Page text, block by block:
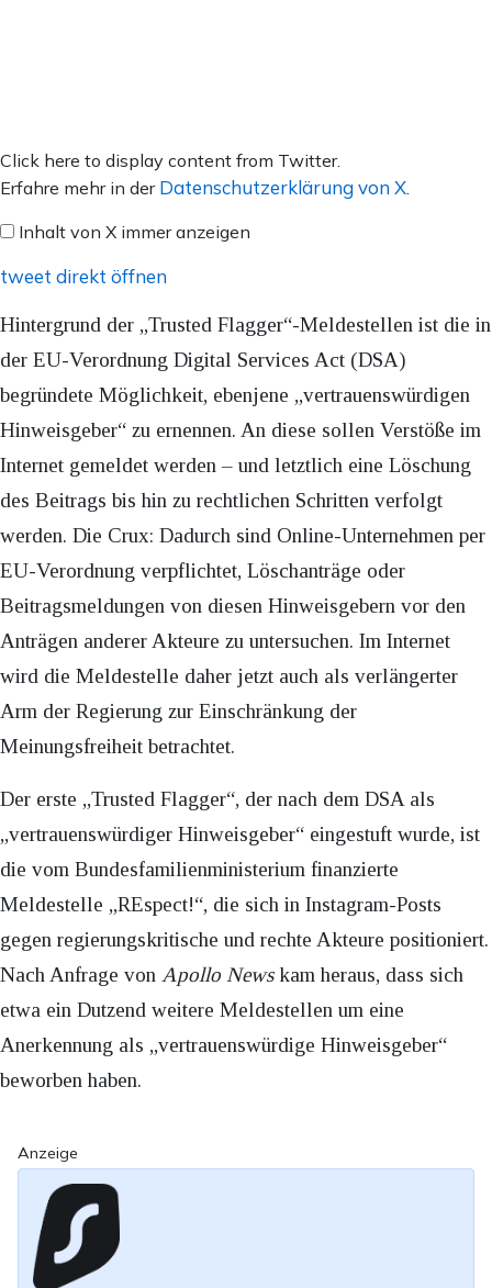
Inhalt
von
anzeigen
Click here to display content from Twitter.
Erfahre mehr in der Datenschutzerklärung von X.
Inhalt von X immer anzeigen
tweet direkt öffnen
Hintergrund der „Trusted Flagger“-Meldestellen ist die in
der EU-Verordnung Digital Services Act (DSA)
begründete Möglichkeit, ebenjene „vertrauenswürdigen
Hinweisgeber“ zu ernennen. An diese sollen Verstöße im
Internet gemeldet werden – und letztlich eine Löschung
des Beitrags bis hin zu rechtlichen Schritten verfolgt
werden. Die Crux: Dadurch sind Online-Unternehmen per
EU-Verordnung verpflichtet, Löschanträge oder
Beitragsmeldungen von diesen Hinweisgebern vor den
Anträgen anderer Akteure zu untersuchen. Im Internet
wird die Meldestelle daher jetzt auch als verlängerter
Arm der Regierung zur Einschränkung der
Meinungsfreiheit betrachtet.
Der erste „Trusted Flagger“, der nach dem DSA als
„vertrauenswürdiger Hinweisgeber“ eingestuft wurde, ist
die vom Bundesfamilienministerium finanzierte
Meldestelle „REspect!“, die sich in Instagram-Posts
gegen regierungskritische und rechte Akteure positioniert.
Nach Anfrage von Apollo Newskam heraus, dass sich
etwa ein Dutzend weitere Meldestellen um eine
Anerkennung als „vertrauenswürdige Hinweisgeber“
beworben haben.
Anzeige